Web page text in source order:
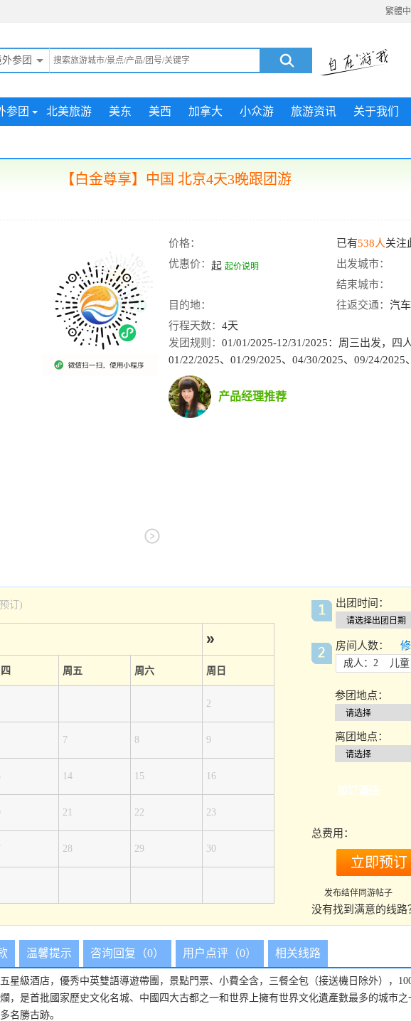
繁體
参团
参团 北美旅游 美东 美西 加拿大 小众游 旅游资讯 关于我们
【白金尊享】中国 北京4天3晚跟团游
价格： 已有538人关注
优惠价： 起 起价说明
出发城市：
结束城市：
目的地：
往返交通： 汽
行程天数： 4天
发团规则： 01/01/2025-12/31/2025：周三出发，四
01/22/2025、01/29/2025、04/30/2025、09/24/2025
产品经理推荐
订)
»
周五 周六 周日
2
7 8 9
14 15 16
21 22 23
28 29 30
出团时间：
房间人数：
成人：2 儿童
参团地点：
离团地点：
加订酒店
总费用：
发布结伴同游帖子
没有找到满意的线路
温馨提示 咨询回复（0） 用户点评（0） 相关线路
星級酒店，優秀中英雙語導遊帶團，景點門票、小費全含，三餐全包（接送機日除外），
，是首批國家歷史文化名城、中國四大古都之一和世界上擁有世界文化遺產數最多的城市
名勝古跡。